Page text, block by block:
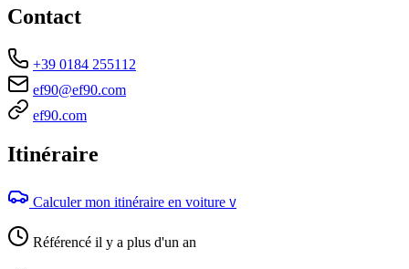
Contact
+39 0184 255112
ef90@ef90.com
ef90.com
Itinéraire
Calculer mon itinéraire en voiture V
Référencé il y a plus d'un an